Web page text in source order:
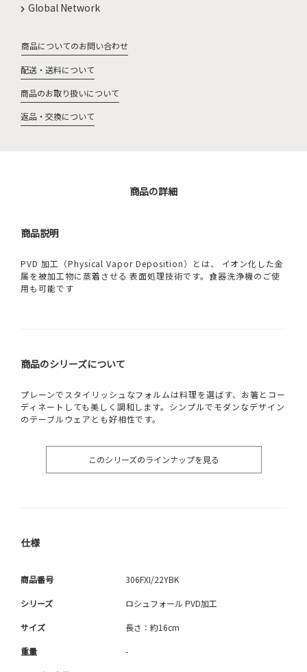
Global Network
商品についてのお問い合わせ
配送・送料について
商品のお取り扱いについて
返品・交換について
商品の詳細
商品説明
PVD 加工（Physical Vapor Deposition）とは、 イオン化した金
属を被加工物に蒸着させる 表面処理技術です。食器洗浄機のご使
用も可能です
商品のシリーズについて
プレーンでスタイリッシュなフォルムは料理を選ばす、お箸とコー
ディネートしても美しく調和します。シンプルでモダンなデザイン
のテーブルウェアとも好相性です。
このシリーズのラインナップを見る
仕様
商品番号 306FXI/22YBK
シリーズ ロシュフォール PVD加工
サイズ 長さ：約16cm
重量 -